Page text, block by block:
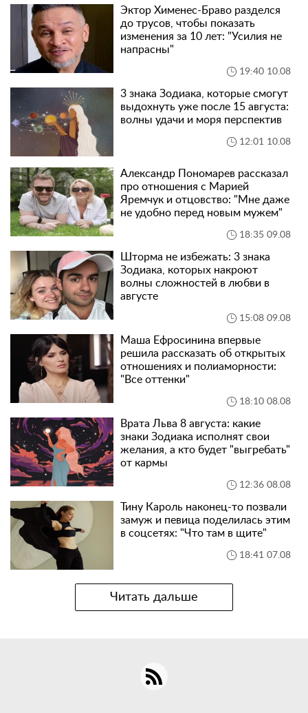
Эктор Хименес-Браво разделся
до трусов, чтобы показать
изменения за 10 лет: "Усилия не
напрасны"
19:40 10.08
3 знака Зодиака, которые смогут
выдохнуть уже после 15 августа:
волны удачи и моря перспектив
12:01 10.08
Александр Пономарев рассказал
про отношения с Марией
Яремчук и отцовство: "Мне даже
не удобно перед новым мужем"
18:35 09.08
Шторма не избежать: 3 знака
Зодиака, которых накроют
волны сложностей в любви в
августе
15:08 09.08
Маша Ефросинина впервые
решила рассказать об открытых
отношениях и полиаморности:
"Все оттенки"
18:10 08.08
Врата Льва 8 августа: какие
знаки Зодиака исполнят свои
желания, а кто будет "выгребать"
от кармы
12:36 08.08
Тину Кароль наконец-то позвали
замуж и певица поделилась этим
в соцсетях: "Что там в щите"
18:41 07.08
Читать дальше